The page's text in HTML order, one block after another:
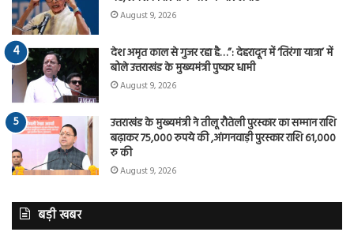
August 9, 2026
देश अमृत काल से गुजर रहा है…”: देहरादून में ‘तिरंगा यात्रा’ में
बोले उत्तराखंड के मुख्यमंत्री पुष्कर धामी
August 9, 2026
उत्तराखंड के मुख्यमंत्री ने तीलू रौतेली पुरस्कार का सम्मान राशि
बढ़ाकर 75,000 रुपये की ,आंगनवाड़ी पुरस्कार राशि 61,000
रु की
August 9, 2026
बड़ी खबर